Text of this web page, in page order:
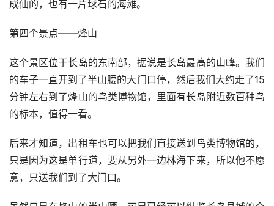
成仙的，也有一片球石的海滩。
第四个景点——烽山
这个景区位于长岛的东南部，据说是长岛最高的山峰。我们
的车子一直开到了半山腰的大门口停，然后我们大约走了15
分钟左右到了烽山的鸟类博物馆，里面有长岛附近数百种鸟
的标本，值得一看。
后来才知道，出租车也可以把我们直接送到鸟类博物馆的，
只是因为这是单行道，要从另外一边林海下来，所以他不愿
意，只送我们到了大门口。